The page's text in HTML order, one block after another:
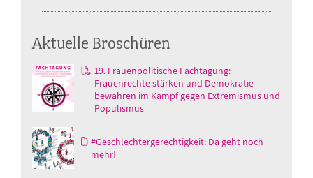
Aktuelle Broschüren
19. Frauenpolitische Fachtagung:
Frauenrechte stärken und Demokratie
bewahren im Kampf gegen Extremismus und
Populismus
#Geschlechtergerechtigkeit: Da geht noch
mehr!